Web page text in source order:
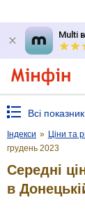
Multi
Всі
Індекси » Ціни та
грудень 2023
Середні
в